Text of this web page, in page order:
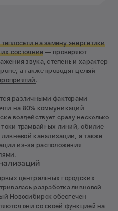
на замену энергетики
состояние — проверяют
звука, степень и характер
а также проводят целый
.
различными факторами
на 80% коммуникаций
воздействует сразу несколько
трамвайных линий, обилие
ливневой канализации, а также
из-за расположения
центральных городских
разработка ливневой
Новосибирск обеспечен
они со своей функцией на